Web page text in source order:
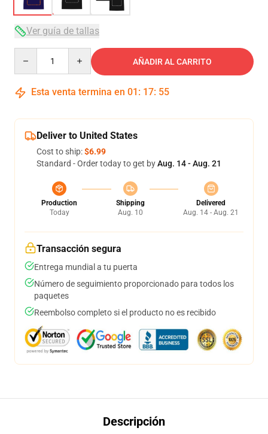
Ver guía de tallas
AÑADIR AL CARRITO
Esta venta termina en 01 : 17: 54
Deliver to United States
Cost to ship:$6.99
Standard - Order today to get byAug. 14 - Aug. 21
Production
Today
Shipping
Aug. 10
Delivered
Aug. 14 - Aug. 21
Transacción segura
Entrega mundial a tu puerta
Número de seguimiento proporcionado para todos los
paquetes
Reembolso completo si el producto no es recibido
Descripción